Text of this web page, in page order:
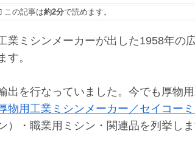
この記事は約2分で読めます。
ミシンメーカーが出した1958年の広
す。
出を行なっていました。今でも厚物
物用工業ミシンメーカー／セイコー
・職業用ミシン・関連品を列挙しま